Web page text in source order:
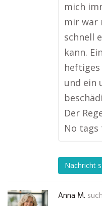
mich
mir war
schnell
kann.
und ein
Der
No
Nachricht
Anna M.